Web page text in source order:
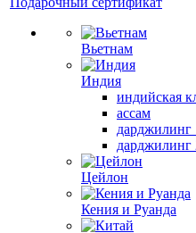
Вьетнам
Индия
индийская
ассам
дарджилинг
дарджилинг
Цейлон
Кения и Руанда